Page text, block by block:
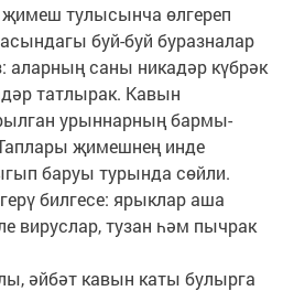
җимеш тулысынча өлгереп
буй-буй буразналар
аларның саны никадәр күбрәк
татлырак. Кавын
урыннарның бармы-
җимешнең инде
баруы турында сөйли.
билгесе: ярыклар аша
вируслар, тузан һәм пычрак
әйбәт кавын каты булырга